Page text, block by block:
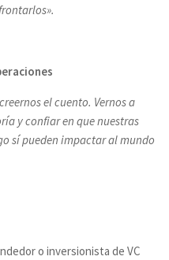
el cuento. Vernos a
y confiar en que nuestras
sí pueden impactar al mundo
o inversionista de VC